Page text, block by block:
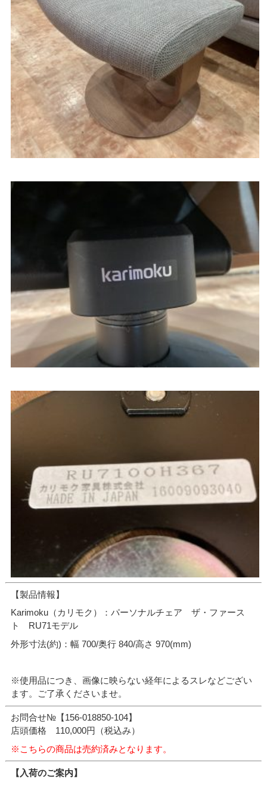
【製品情報】
Karimoku（カリモク）：パーソナルチェア ザ・ファース
ト RU71モデル
外形寸法(約)：幅 700/奥行 840/高さ 970(mm)
※使用品につき、画像に映らない経年によるスレなどござい
ます。ご了承くださいませ。
お問合せ№【156-018850-104】
店頭価格 110,000円（税込み）
※こちらの商品は売約済みとなります。
【入荷のご案内】